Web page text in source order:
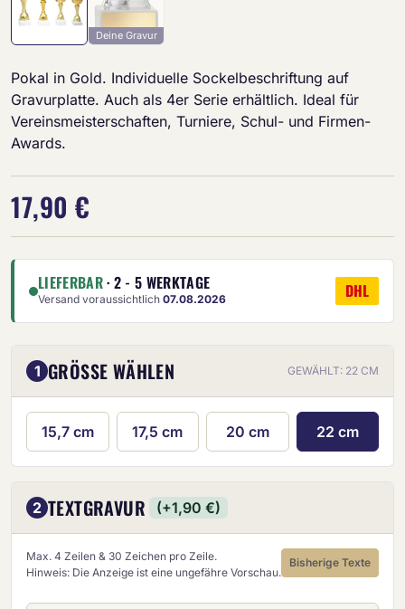
Deine Gravur
Pokal in Gold. Individuelle Sockelbeschriftung auf
Gravurplatte. Auch als 4er Serie erhältlich. Ideal für
Vereinsmeisterschaften, Turniere, Schul- und Firmen-
Awards.
17,90 €
LIEFERBAR· 2 - 5 WERKTAGE
Versand voraussichtlich 07.08.2026 DHL
1 GRÖSSE WÄHLEN GEWÄHLT: 22 CM
15,7 cm 17,5 cm 20 cm 22 cm
2 TEXTGRAVUR (+1,90 €)
Max. 4 Zeilen & 30 Zeichen pro Zeile.
Hinweis: Die Anzeige ist eine ungefähre Vorschau.
Bisherige Texte